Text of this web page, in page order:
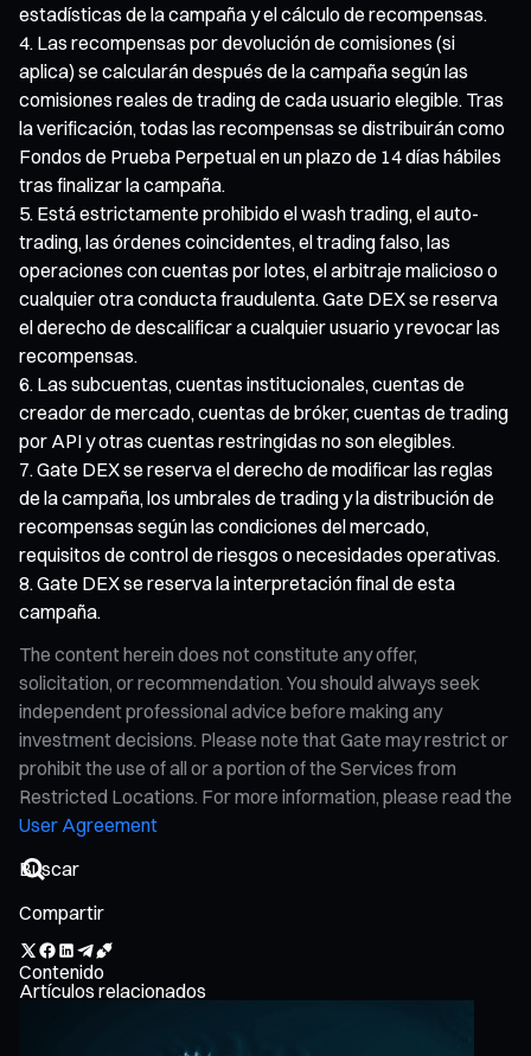
estadísticas de la campaña y el cálculo de recompensas.
Las recompensas por devolución de comisiones (si
aplica) se calcularán después de la campaña según las
comisiones reales de trading de cada usuario elegible. Tras
la verificación, todas las recompensas se distribuirán como
Fondos de Prueba Perpetual en un plazo de 14 días hábiles
tras finalizar la campaña.
Está estrictamente prohibido el wash trading, el auto-
trading, las órdenes coincidentes, el trading falso, las
operaciones con cuentas por lotes, el arbitraje malicioso o
cualquier otra conducta fraudulenta. Gate DEX se reserva
el derecho de descalificar a cualquier usuario y revocar las
recompensas.
Las subcuentas, cuentas institucionales, cuentas de
creador de mercado, cuentas de bróker, cuentas de trading
por API y otras cuentas restringidas no son elegibles.
Gate DEX se reserva el derecho de modificar las reglas
de la campaña, los umbrales de trading y la distribución de
recompensas según las condiciones del mercado,
requisitos de control de riesgos o necesidades operativas.
Gate DEX se reserva la interpretación final de esta
campaña.
The content herein does not constitute any offer,
solicitation, or recommendation. You should always seek
independent professional advice before making any
investment decisions. Please note that Gate may restrict or
prohibit the use of all or a portion of the Services from
Restricted Locations. For more information, please read the
User Agreement
Compartir
Contenido
Artículos relacionados